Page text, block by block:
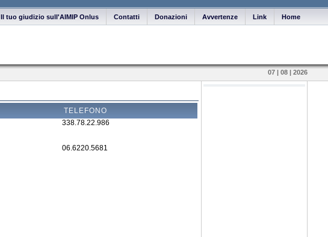
Home
Link
Avvertenze
Donazioni
Contatti
Il tuo giudizio sull'AIMIP Onlus
07 | 08 | 2026
TELEFONO
338.78.22.986
06.6220.5681